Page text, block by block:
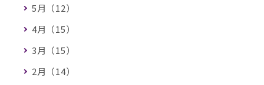
5月（12）
4月（15）
3月（15）
2月（14）